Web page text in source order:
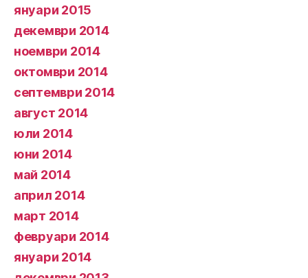
януари 2015
декември 2014
ноември 2014
октомври 2014
септември 2014
август 2014
юли 2014
юни 2014
май 2014
април 2014
март 2014
февруари 2014
януари 2014